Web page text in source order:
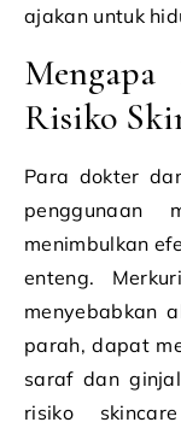
ajakan untuk
Risiko
Para dokter
penggunaan
menimbulkan
enteng.
menyebabkan
parah, dapat
saraf dan
risiko